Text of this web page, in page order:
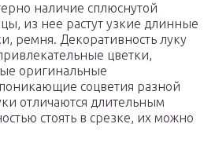
наличие сплюснутой
из нее растут узкие длинные
ремня. Декоративность луку
цветки,
оригинальные
соцветия разной
отличаются длительным
стоять в срезке, их можно